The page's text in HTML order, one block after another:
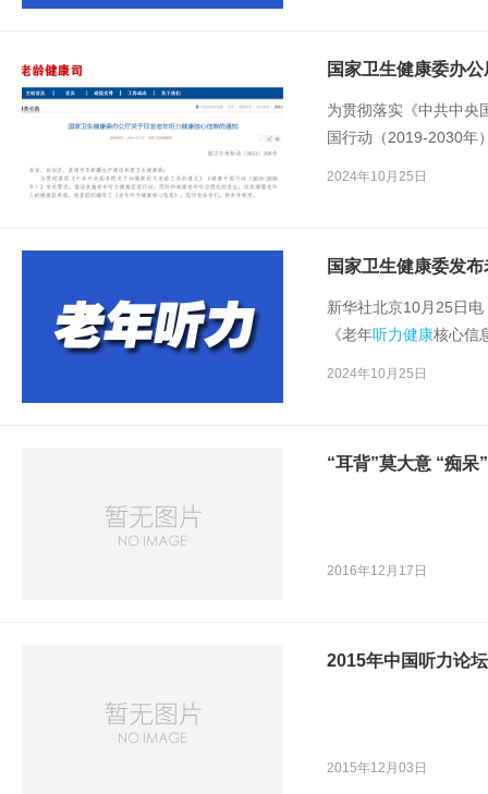
国家卫生健康委办
为贯彻落实《中共中央
国行动（2019-2030年
2024年10月25日
国家卫生健康委发布
新华社北京10月25日
《老年听力健康核心信
2024年10月25日
“耳背”莫大意 “痴呆
2016年12月17日
2015年中国听力论
2015年12月03日